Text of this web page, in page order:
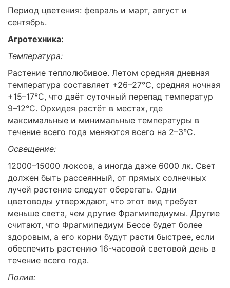
Период цветения: февраль и март, август и
сентябрь.
Агротехника:
Температура:
Растение теплолюбивое. Летом средняя дневная
температура составляет +26–27°C, средняя ночная
+15–17°C, что даёт суточный перепад температур
9–12°C. Орхидея растёт в местах, где
максимальные и минимальные температуры в
течение всего года меняются всего на 2–3°C.
Освещение:
12000–15000 люксов, а иногда даже 6000 лк. Свет
должен быть рассеянный, от прямых солнечных
лучей растение следует оберегать. Одни
цветоводы утверждают, что этот вид требует
меньше света, чем другие Фрагмипедиумы. Другие
считают, что Фрагмипедиум Бессе будет более
здоровым, а его корни будут расти быстрее, если
обеспечить растению 16-часовой световой день в
течение всего года.
Полив: